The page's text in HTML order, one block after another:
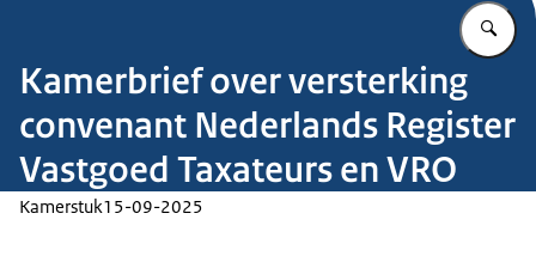
Kamerbrief over versterking
convenant Nederlands Register
Vastgoed Taxateurs en VRO
Kamerstuk15-09-2025